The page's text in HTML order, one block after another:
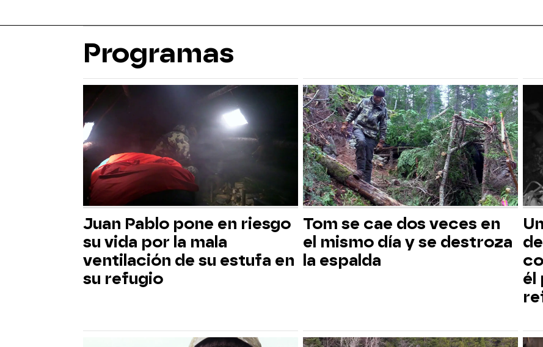
Programas
Juan Pablo pone en riesgo
su vida por la mala
ventilación de su estufa en
su refugio
Tom se cae dos veces en
el mismo día y se destroza
la espalda
él